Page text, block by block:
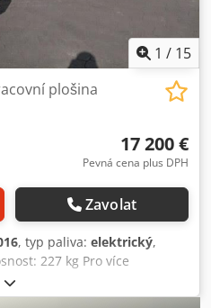
1 / 15
plošina
17 200 €
Pevná cena plus DPH
Zavolat
, typ paliva: elektrický,
227 kg Pro více
použité techniky. Dkedpfx